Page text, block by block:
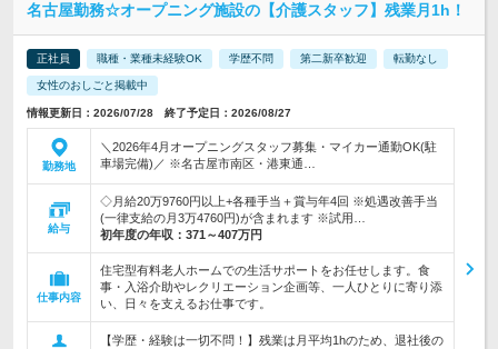
名古屋勤務☆オープニング施設の【介護スタッフ】残業月1h！
正社員 職種・業種未経験OK 学歴不問 第二新卒歓迎 転勤なし
女性のおしごと掲載中
情報更新日：2026/07/28 終了予定日：2026/08/27
勤務地
＼2026年4月オープニングスタッフ募集・マイカー通勤OK(駐
車場完備)／ ※名古屋市南区・港東通…
給与
◇月給20万9760円以上+各種手当＋賞与年4回 ※処遇改善手当
(一律支給の月3万4760円)が含まれます ※試用…
初年度の年収： 371～407万円
仕事内容
住宅型有料老人ホームでの生活サポートをお任せします。食
事・入浴介助やレクリエーション企画等、一人ひとりに寄り添
い、日々を支えるお仕事です。
【学歴・経験は一切不問！】残業は月平均1hのため、退社後の